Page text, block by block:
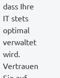
dass Ihre
IT stets
optimal
verwaltet
wird.
Vertrauen